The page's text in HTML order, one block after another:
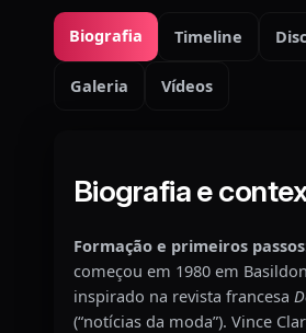
Biografia Timeline
Galeria Vídeos
Biografia e
Formação e primeiros
começou em 1980 em
inspirado na revista francesa
(“notícias da moda”). Vince